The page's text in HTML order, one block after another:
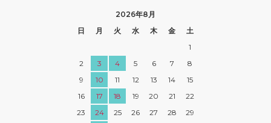
2026年8月
日
月 火 水 木 金
土
1
2
3 4 5 6 7
8
9
10 11 12 13 14
15
16
17 18 19 20 21
22
23
24 25 26 27 28
29